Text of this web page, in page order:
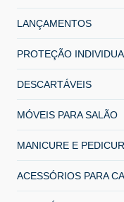
LANÇAMENTOS
PROTEÇÃO
DESCARTÁVEIS
MÓVEIS PARA SALÃO
MANICURE E
ACESSÓRIOS PARA